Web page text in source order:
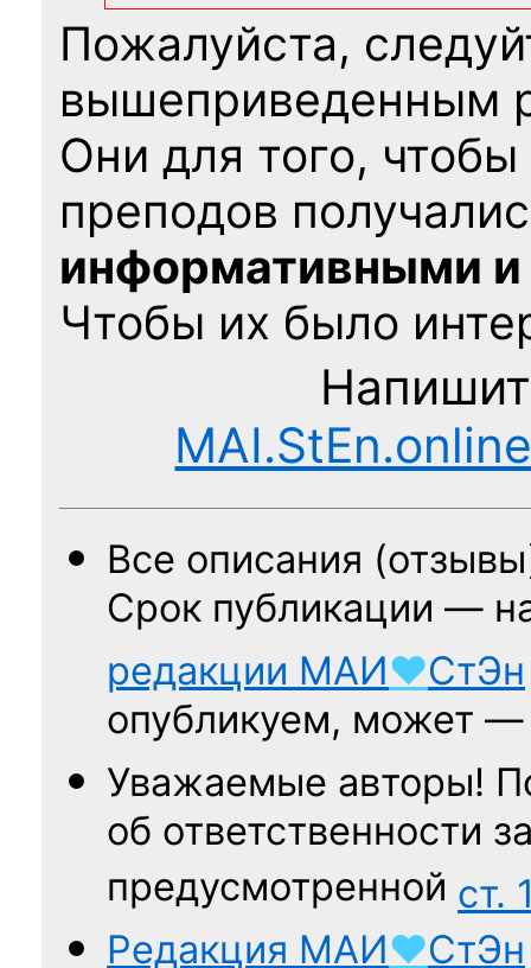
Пожалуйста,
вышеприведенным
Они для того,
преподов
информативными
Чтобы их было
Все описания
Срок публикации —
редакции МАИ♥СтЭн
опубликуем, может
Уважаемые авторы!
об ответственности
предусмотренной ст.
Редакция МАИ♥СтЭн